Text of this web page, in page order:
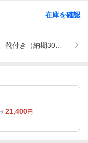
在庫を確認
靴付き（納期30日間、
21,400円